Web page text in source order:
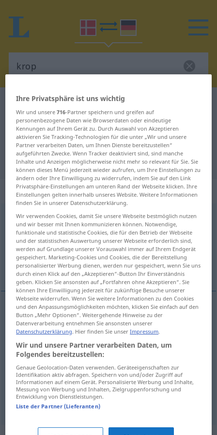
Dänisch-Deutsch Wörterbuch
Dänisch-Deutsch Übersetzung für
"krop"
"krop" Deutsch Übersetzung
„krop“: substantiv, navneord
krop [kʀɔb]su <-pen;-pe>
Übersicht aller Übersetzungen
(Für mehr Details die Übersetzung anklicken/antippen)
Körper, Rumpf, Kerl, Leib
Körperm krop
Leibm krop
Rumpfm krop
Kerlm krop
Ihre Privatsphäre ist uns wichtig
Wir und unsere716-Partner speichern und greifen auf
personenbezogene Daten wie Browserdaten oder eindeutige
Kennungen auf Ihrem Gerät zu. Durch Auswahl von Akzeptieren
aktivieren Sie Tracking-Technologien für die unter „Wir und unsere
Partner verarbeiten Daten, um Ihnen Dienste bereitzustellen“
aufgeführten Zwecke. Wenn Tracker deaktiviert sind, sind manche
Inhalte und Anzeigen möglicherweise nicht mehr so relevant für Sie. Sie
können dieses Menü jederzeit wieder aufrufen, um Ihre Einstellungen zu
ändern oder Ihre Einwilligung zu widerrufen, indem Sie auf den Link
Privatsphäre-Einstellungen am unteren Rand der Webseite klicken. Ihre
Einstellungen gelten innerhalb unseres Website. Weitere Informationen
finden Sie in unserer Datenschutzerklärung.
Wir verwenden Cookies, damit Sie unsere Webseite bestmöglich nutzen
und wir besser mit Ihnen kommunizieren können. Notwendige,
funktionale und statistische Cookies, die für den Betrieb der Webseite
und der statistischen Auswertung unserer Webseite erforderlich sind,
werden auf Grundlage unserer Vorauswahl immer auf Ihrem Endgerät
gespeichert. Marketing-Cookies und Cookies, die der Bereitstellung
personalisierter Werbung dienen, werden nur gespeichert, wenn Sie uns
durch einen Klick auf den „Akzeptieren“-Button Ihr Einverständnis
geben. Klicken Sie ansonsten auf „Fortfahren ohne Akzeptieren“. Sie
können Ihre Einwilligung jederzeit für zukünftige Besuche unserer
Webseite widerrufen. Wenn Sie weitere Informationen zu den Cookies
und den Anpassungsmöglichkeiten möchten, klicken Sie einfach auf den
Button „Mehr Optionen“. Weitergehende Hinweise zu der
Datenverarbeitung entnehmen Sie ansonsten unserer
Datenschutzerklärung. Hier finden Sie unserImpressum.
Wir und unsere Partner verarbeiten Daten, um
Folgendes bereitzustellen:
Genaue Geolocation-Daten verwenden. Geräteeigenschaften zur
Identifikation aktiv abfragen. Speichern von und/oder Zugriff auf
Informationen auf einem Gerät. Personalisierte Werbung und Inhalte,
Messung von Werbung und Inhalten, Zielgruppenforschung und
Entwicklung von Dienstleistungen.
Liste der Partner (Lieferanten)